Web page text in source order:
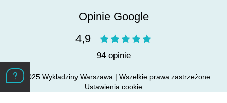
Opinie Google
4,9
94 opinie
© 2025 Wykładziny Warszawa | Wszelkie prawa zastrzeżone
Ustawienia cookie